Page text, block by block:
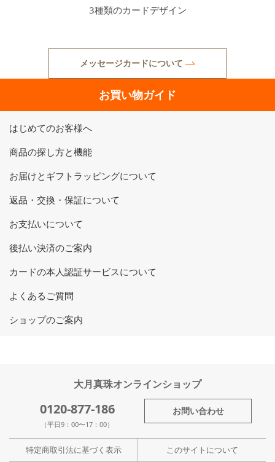
3種類のカードデザイン
メッセージカードについて
お買い物ガイド
はじめてのお客様へ
商品の探し方と機能
お届けとギフトラッピングについて
返品・交換・保証について
お支払いについて
後払い決済のご案内
カードの本人認証サービスについて
よくあるご質問
ショップのご案内
大月真珠オンラインショップ
0120-877-186
（平日9：00〜17：00）
お問い合わせ
特定商取引法に基づく表示 このサイトについて